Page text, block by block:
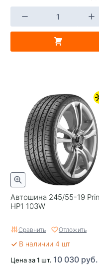
Автошина 245/55-19
HP1 103W
Сравнить Отложить
В наличии 4 шт
Цена за 1 шт. 10 030 руб.